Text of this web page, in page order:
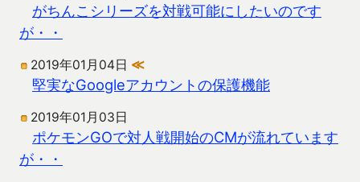
がちんこシリーズを対戦可能にしたいのです
が・・
2019年01月04日 ≪
堅実なGoogleアカウントの保護機能
2019年01月03日
ポケモンGOで対人戦開始のCMが流れています
が・・